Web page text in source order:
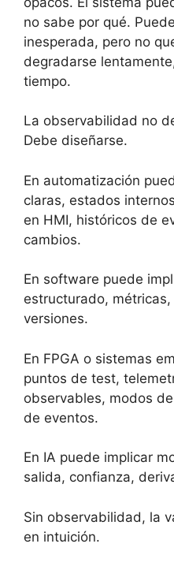
no sabe por qué.
inesperada, pero no
degradarse
tiempo.
La observabilidad no
Debe diseñarse.
En automatización
claras, estados
en HMI, históricos de
cambios.
En software puede
estructurado,
versiones.
En FPGA o sistemas
puntos de test,
observables, modos
de eventos.
En IA puede implicar
salida, confianza,
Sin observabilidad, la
en intuición.